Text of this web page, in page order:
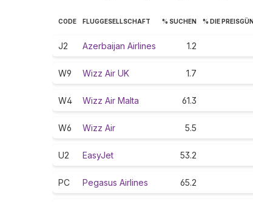
CODE FLUGGESELLSCHAFT % SUCHEN % DIE
J2 Azerbaijan Airlines 1.2
W9 Wizz Air UK 1.7
W4 Wizz Air Malta 61.3
W6 Wizz Air 5.5
U2 EasyJet 53.2
PC Pegasus Airlines 65.2